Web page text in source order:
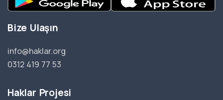
Bize Ulaşın
info@haklar.org
0312 419 77 53
Haklar Projesi